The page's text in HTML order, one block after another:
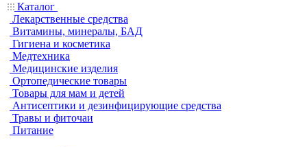
Каталог
Лекарственные средства
Витамины, минералы, БАД
Гигиена и косметика
Медтехника
Медицинские изделия
Ортопедические товары
Товары для мам и детей
Антисептики и дезинфицирующие средства
Травы и фиточаи
Питание